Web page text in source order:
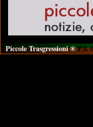
Piccole Trasgressioni ®P.I.